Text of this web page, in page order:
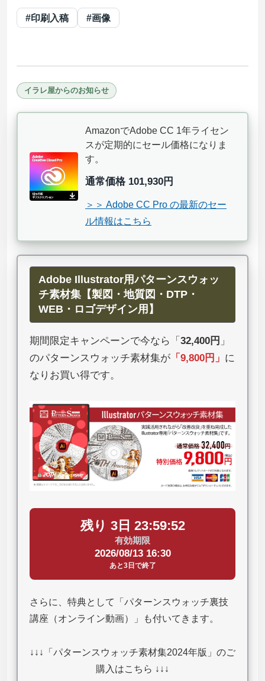
#印刷入稿 #画像
イラレ屋からのお知らせ
AmazonでAdobe CC 1年ライセン
スが定期的にセール価格になりま
す。
通常価格 101,930円
＞＞ Adobe CC Pro の最新のセー
ル情報はこちら
Adobe Illustrator用パターンスウォッ
チ素材集【製図・地質図・DTP・
WEB・ロゴデザイン用】
期間限定キャンペーンで今なら「 32,400円 」
のパターンスウォッチ素材集が 「 9,800円 」 に
なりお買い得です。
残り 3日 23:59:51
有効期限
2026/08/13 16:30
あと3日で終了
さらに、特典として「パターンスウォッチ裏技
講座（オンライン動画）」も付いてきます。
↓↓↓「パターンスウォッチ素材集2024年版」のご
購入はこちら ↓↓↓